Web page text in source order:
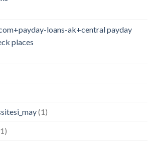
loans-ak+central payday
places
(1)